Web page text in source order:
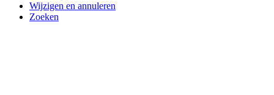
Wijzigen en annuleren
Zoeken